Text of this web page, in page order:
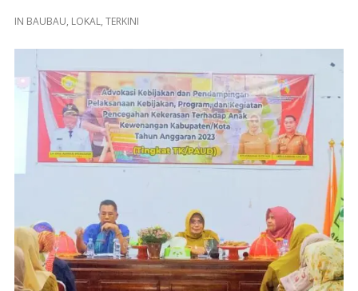
IN BAUBAU, LOKAL, TERKINI